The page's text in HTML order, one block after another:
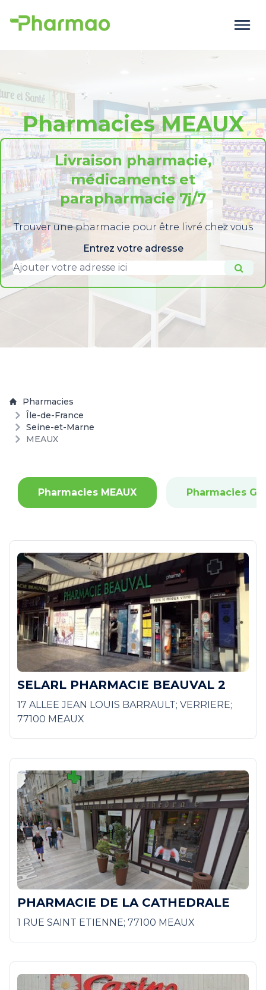
Pharmacies MEAUX
Livraison pharmacie,
médicaments et
parapharmacie 7j/7
Trouver une pharmacie pour être livré chez vous
Entrez votre adresse
Pharmacies
Île-de-France
Seine-et-Marne
MEAUX
Pharmacies MEAUX Pharmacies
SELARL PHARMACIE BEAUVAL 2
17 ALLEE JEAN LOUIS BARRAULT; VERRIERE;
77100 MEAUX
PHARMACIE DE LA CATHEDRALE
1 RUE SAINT ETIENNE; 77100 MEAUX